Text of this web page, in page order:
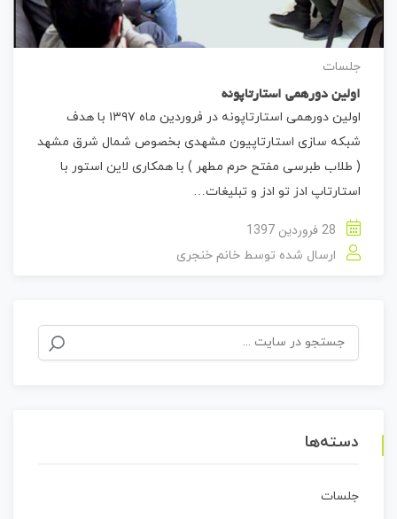
جلسات
اولین دورهمی استارتاپونه
اولین دورهمی استارتاپونه در فروردین ماه ۱۳۹۷ با هدف
شبکه سازی استارتاپیون مشهدی بخصوص شمال شرق مشهد
( طلاب طبرسی مفتح حرم مطهر ) با همکاری لاین استور با
استارتاپ ادز تو ادز و تبلیغات…
ارسال شده توسط خانم خنجری
جستجو
برای:
دسته‌ها
جلسات